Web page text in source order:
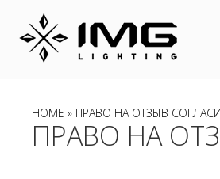
HOME » ПРАВО НА ОТЗЫВ
ПРАВО НА